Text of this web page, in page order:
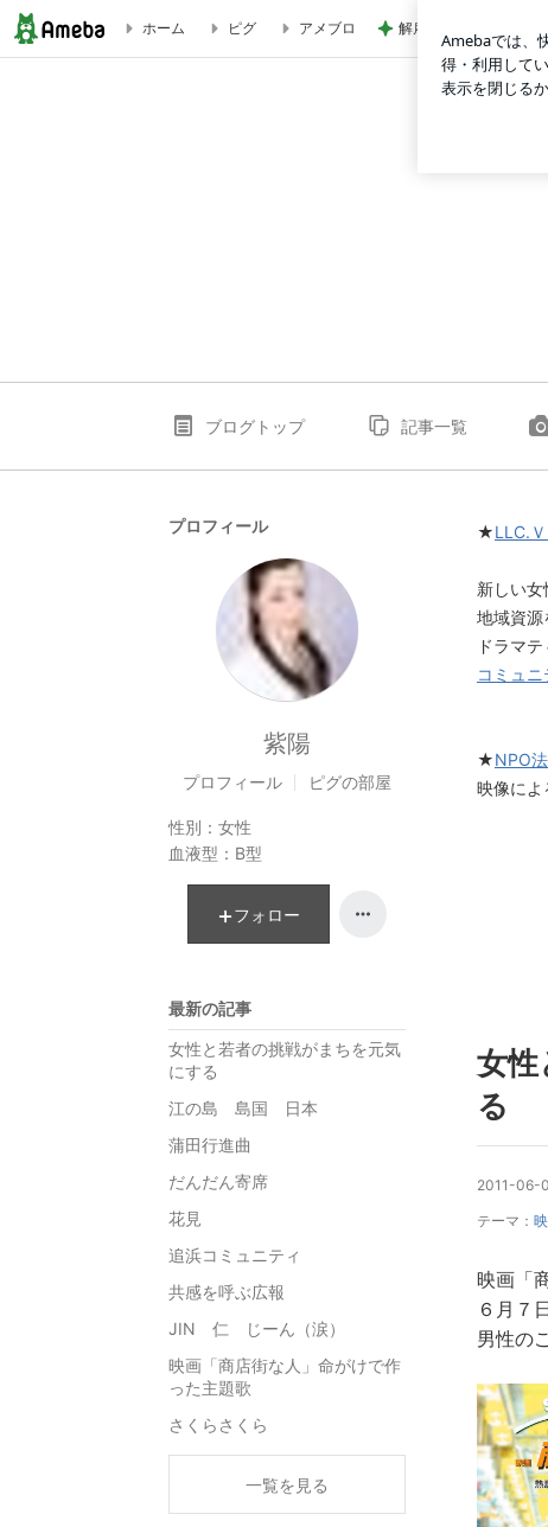
ホーム ピグ アメブロ 解雇され謝罪なくヘラ
ブログトップ 記事一覧
★LLC.
新しい
地域資源
ドラマ
コミュ
★NPO
映像によ
女性
る
2011-06-
テーマ：
映画「
６月７
男性の
プロフィール
紫陽
プロフィール ピグの部屋
性別： 女性
血液型： B型
フォロー
最新の記事
女性と若者の挑戦がまちを元気
にする
江の島 島国 日本
蒲田行進曲
だんだん寄席
花見
追浜コミュニティ
共感を呼ぶ広報
JIN 仁 じーん（涙）
映画「商店街な人」命がけで作
った主題歌
さくらさくら
一覧を見る